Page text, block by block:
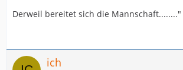
Derweil bereitet sich die Mannschaft........"
ich